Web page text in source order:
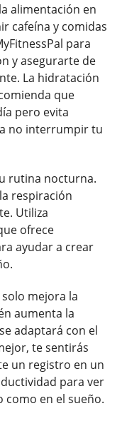
alimentación en
cafeína y comidas
para
y asegurarte de
La hidratación
que
pero evita
no interrumpir tu
rutina nocturna.
respiración
Utiliza
ofrece
ayudar a crear
mejora la
aumenta la
adaptará con el
te sentirás
un registro en un
para ver
como en el sueño.